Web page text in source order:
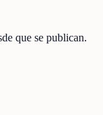
que se publican.